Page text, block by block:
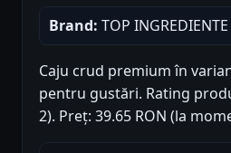
Brand: TOP INGREDIENTE
Caju crud premium în
pentru gustări. Rating
2). Preț: 39.65 RON (la